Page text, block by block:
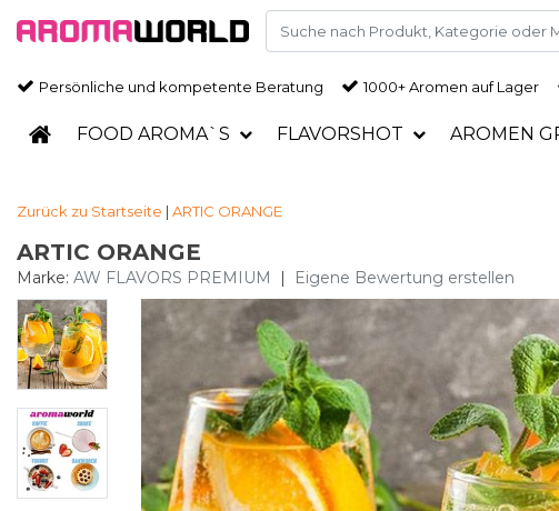
Persönliche und kompetente Beratung 1000+ Aromen auf Lager
FOOD AROMA`S FLAVORSHOT AROMEN
Zurück zu Startseite | ARTIC ORANGE
ARTIC ORANGE
Marke: AW FLAVORS PREMIUM | Eigene Bewertung erstellen